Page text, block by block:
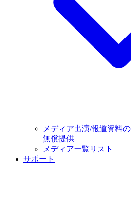
メディア出演/報道資料の
無償提供
メディア一覧リスト
サポート